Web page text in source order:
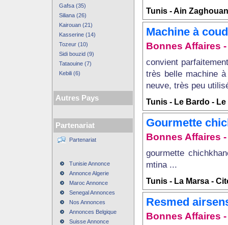
Gafsa (35)
Siliana (26)
Kairouan (21)
Kasserine (14)
Tozeur (10)
Sidi bouzid (9)
Tataouine (7)
Kebili (6)
Autres Pays
Partenariat
Partenariat
Tunisie Annonce
Annonce Algerie
Maroc Annonce
Senegal Annonces
Nos Annonces
Annonces Belgique
Suisse Annonce
Tunis - Ain
Machine à
Bonnes Affaires
convient
très belle machine
neuve, très peu
Tunis - Le Bardo -
Gourmette
Bonnes Affaires
gourmette
mtina ...
Tunis - La Marsa -
Resmed
Bonnes Affaires